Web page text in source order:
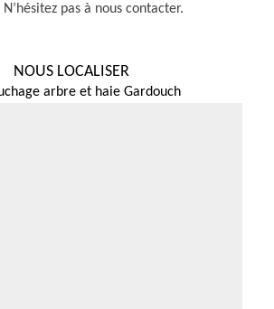
pas à nous contacter.
NOUS LOCALISER
arbre et haie Gardouch